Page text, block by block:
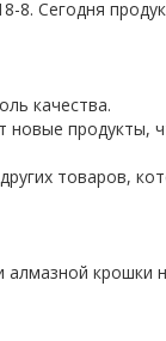
8. Сегодня
качества.
новые продукты,
товаров,
алмазной крошки